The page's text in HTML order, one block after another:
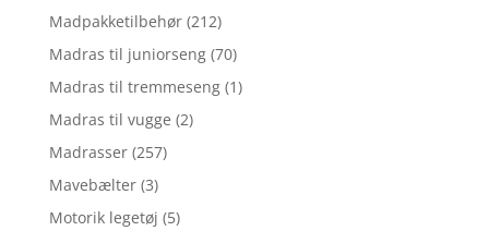
Madpakketilbehør (212)
Madras til juniorseng (70)
Madras til tremmeseng (1)
Madras til vugge (2)
Madrasser (257)
Mavebælter (3)
Motorik legetøj (5)